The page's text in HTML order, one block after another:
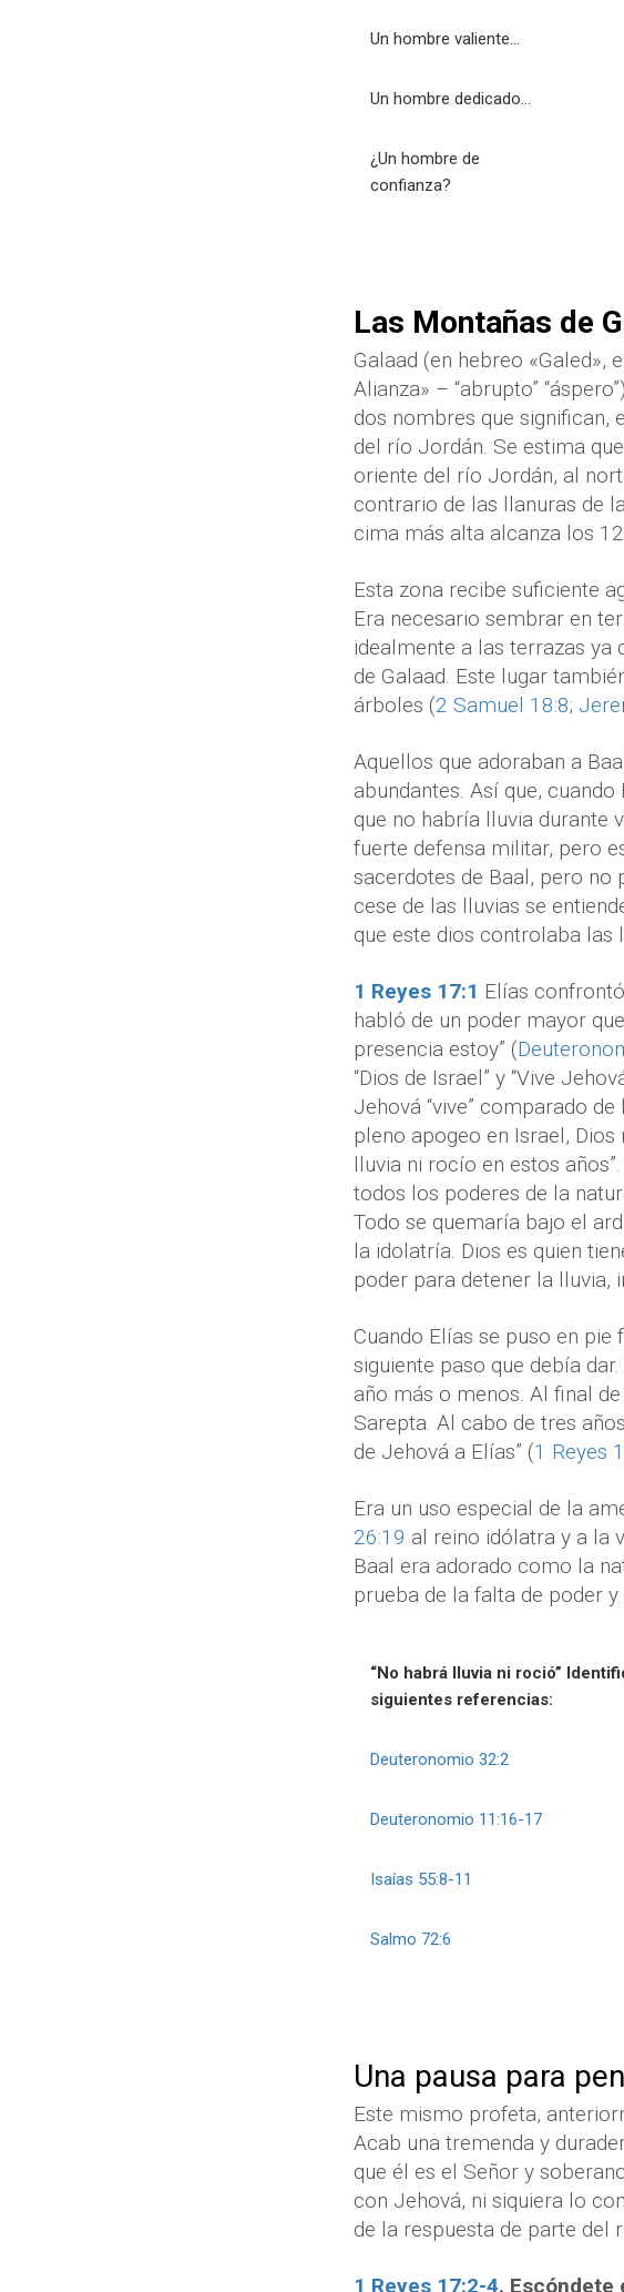
Un hombre valiente…
Un hombre dedicado…
¿Un hombre de
confianza?
Las Montañas de
Galaad (en hebreo «Galed»,
Alianza» – “abrupto”
dos nombres que significan,
del río Jordán. Se estima
oriente del río Jordán, al
contrario de las llanuras de
cima más alta alcanza los
Esta zona recibe suficiente
Era necesario sembrar en
idealmente a las terrazas ya
de Galaad. Este lugar
árboles (2 Samuel 18:8;
Aquellos que adoraban a
abundantes. Así que,
que no habría lluvia durante
fuerte defensa militar, pero
sacerdotes de Baal, pero no
cese de las lluvias se
que este dios controlaba las
1 Reyes 17:1 Elías
habló de un poder mayor
presencia estoy” (
“Dios de Israel” y “Vive
Jehová “vive” comparado
pleno apogeo en Israel,
lluvia ni rocío en estos
todos los poderes de la
Todo se quemaría bajo el
la idolatría. Dios es quien
poder para detener la lluvia,
Cuando Elías se puso en
siguiente paso que debía
año más o menos. Al final
Sarepta. Al cabo de tres
de Jehová a Elías” (1 Reyes
Era un uso especial de la
26:19 al reino idólatra y a la
Baal era adorado como la
prueba de la falta de poder
“No habrá lluvia ni roció”
siguientes referencias:
Deuteronomio 32:2
Deuteronomio 11:16-17
Isaías 55:8-11
Salmo 72:6
Una pausa para
Este mismo profeta,
Acab una tremenda y
que él es el Señor y
con Jehová, ni siquiera lo
de la respuesta de parte del
1 Reyes 17:2-4. Escóndete